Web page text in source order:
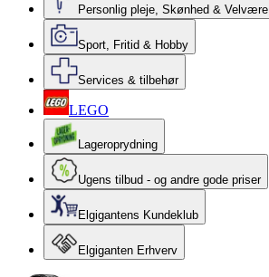
Personlig pleje, Skønhed & Velvære
Sport, Fritid & Hobby
Services & tilbehør
LEGO
Lageroprydning
Ugens tilbud - og andre gode priser
Elgigantens Kundeklub
Elgiganten Erhverv